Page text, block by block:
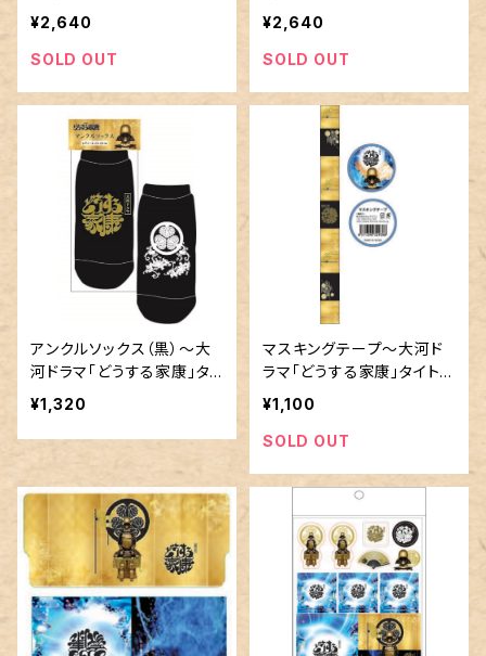
タイトルロゴ使用許諾商品
¥2,640
SOLD OUT
イトルロゴ使用許諾商品
¥2,640
SOLD OUT
アンクルソックス（黒）～大
河ドラマ「どうする家康」タ
イトルロゴ使用許諾商品
¥1,320
マスキングテープ～大河ド
ラマ「どうする家康」タイトル
ロゴ使用許諾商品
¥1,100
SOLD OUT